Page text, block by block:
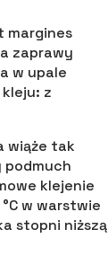
margines
zaprawy
w upale
z
wiąże tak
podmuch
klejenie
w warstwie
stopni niższą